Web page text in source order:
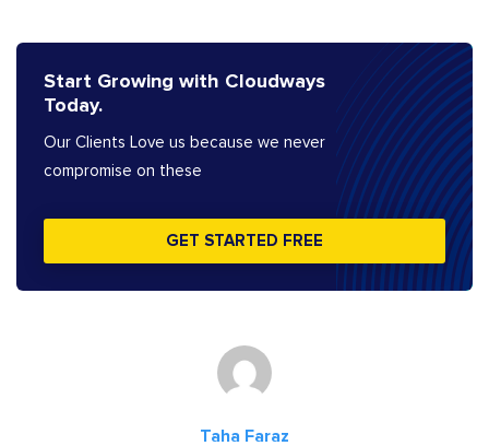
Start Growing with Cloudways
Today.
Our Clients Love us because we never
compromise on these
GET STARTED FREE
Taha Faraz